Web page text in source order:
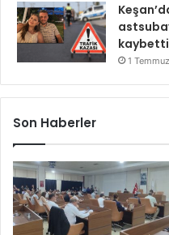
kaybetti
1
Son Haberler